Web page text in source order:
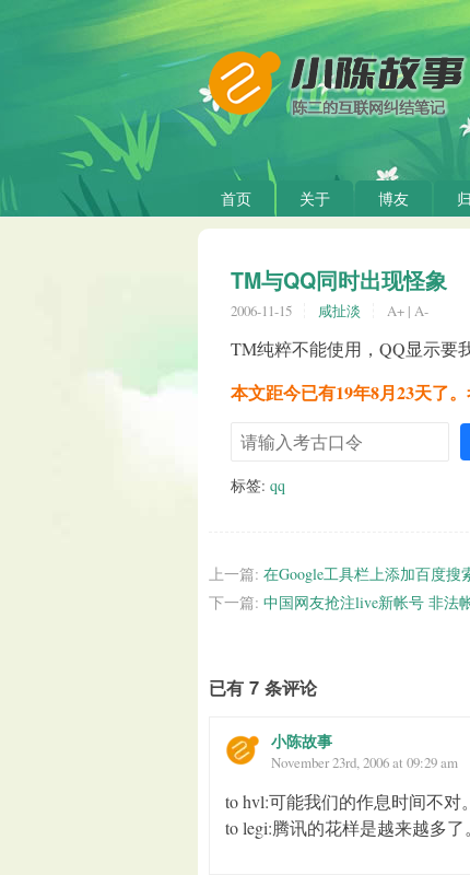
首页 关于 博友
TM与QQ同时出现怪象
2006-11-15 咸扯淡 A+ | A-
TM纯粹不能使用，QQ显示要
本文距今已有19年8月23天了。
标签: qq
上一篇: 在Google工具栏上添加百度搜
下一篇: 中国网友抢注live新帐号 非法
已有 7 条评论
小陈故事
November 23rd, 2006 at 09:29 am
to hvl:可能我们的作息时间不对
to legi:腾讯的花样是越来越多了。